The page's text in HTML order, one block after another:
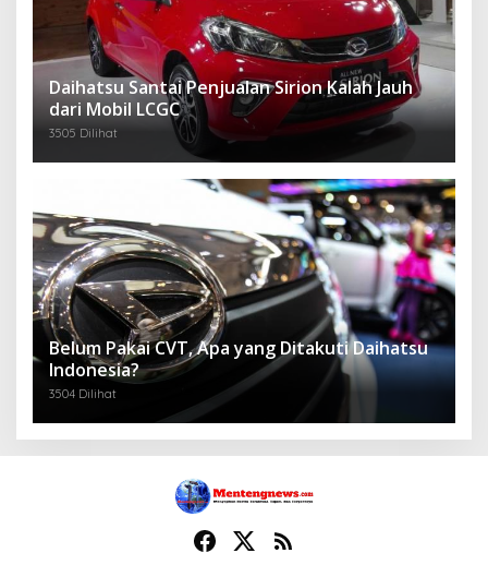
Daihatsu Santai Penjualan Sirion Kalah Jauh
dari Mobil LCGC
3505 Dilihat
Belum Pakai CVT, Apa yang Ditakuti Daihatsu
Indonesia?
3504 Dilihat